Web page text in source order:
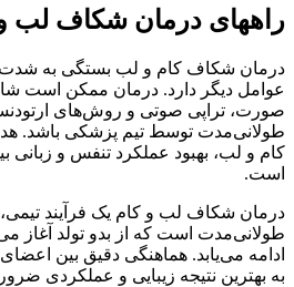
راههای درمان شکاف لب
درمان شکاف کام و لب بستگی به شدت
عوامل دیگر دارد. درمان ممکن است
صورت، تراپی صوتی و روش‌های
طولانی‌مدت توسط تیم پزشکی باشد.
کام و لب، بهبود عملکرد تنفس و زبانی
است.
درمان شکاف لب و کام یک فرآیند
طولانی‌مدت است که از بدو تولد آغاز
ادامه می‌یابد. هماهنگی دقیق بین
به بهترین نتیجه زیبایی و عملکردی